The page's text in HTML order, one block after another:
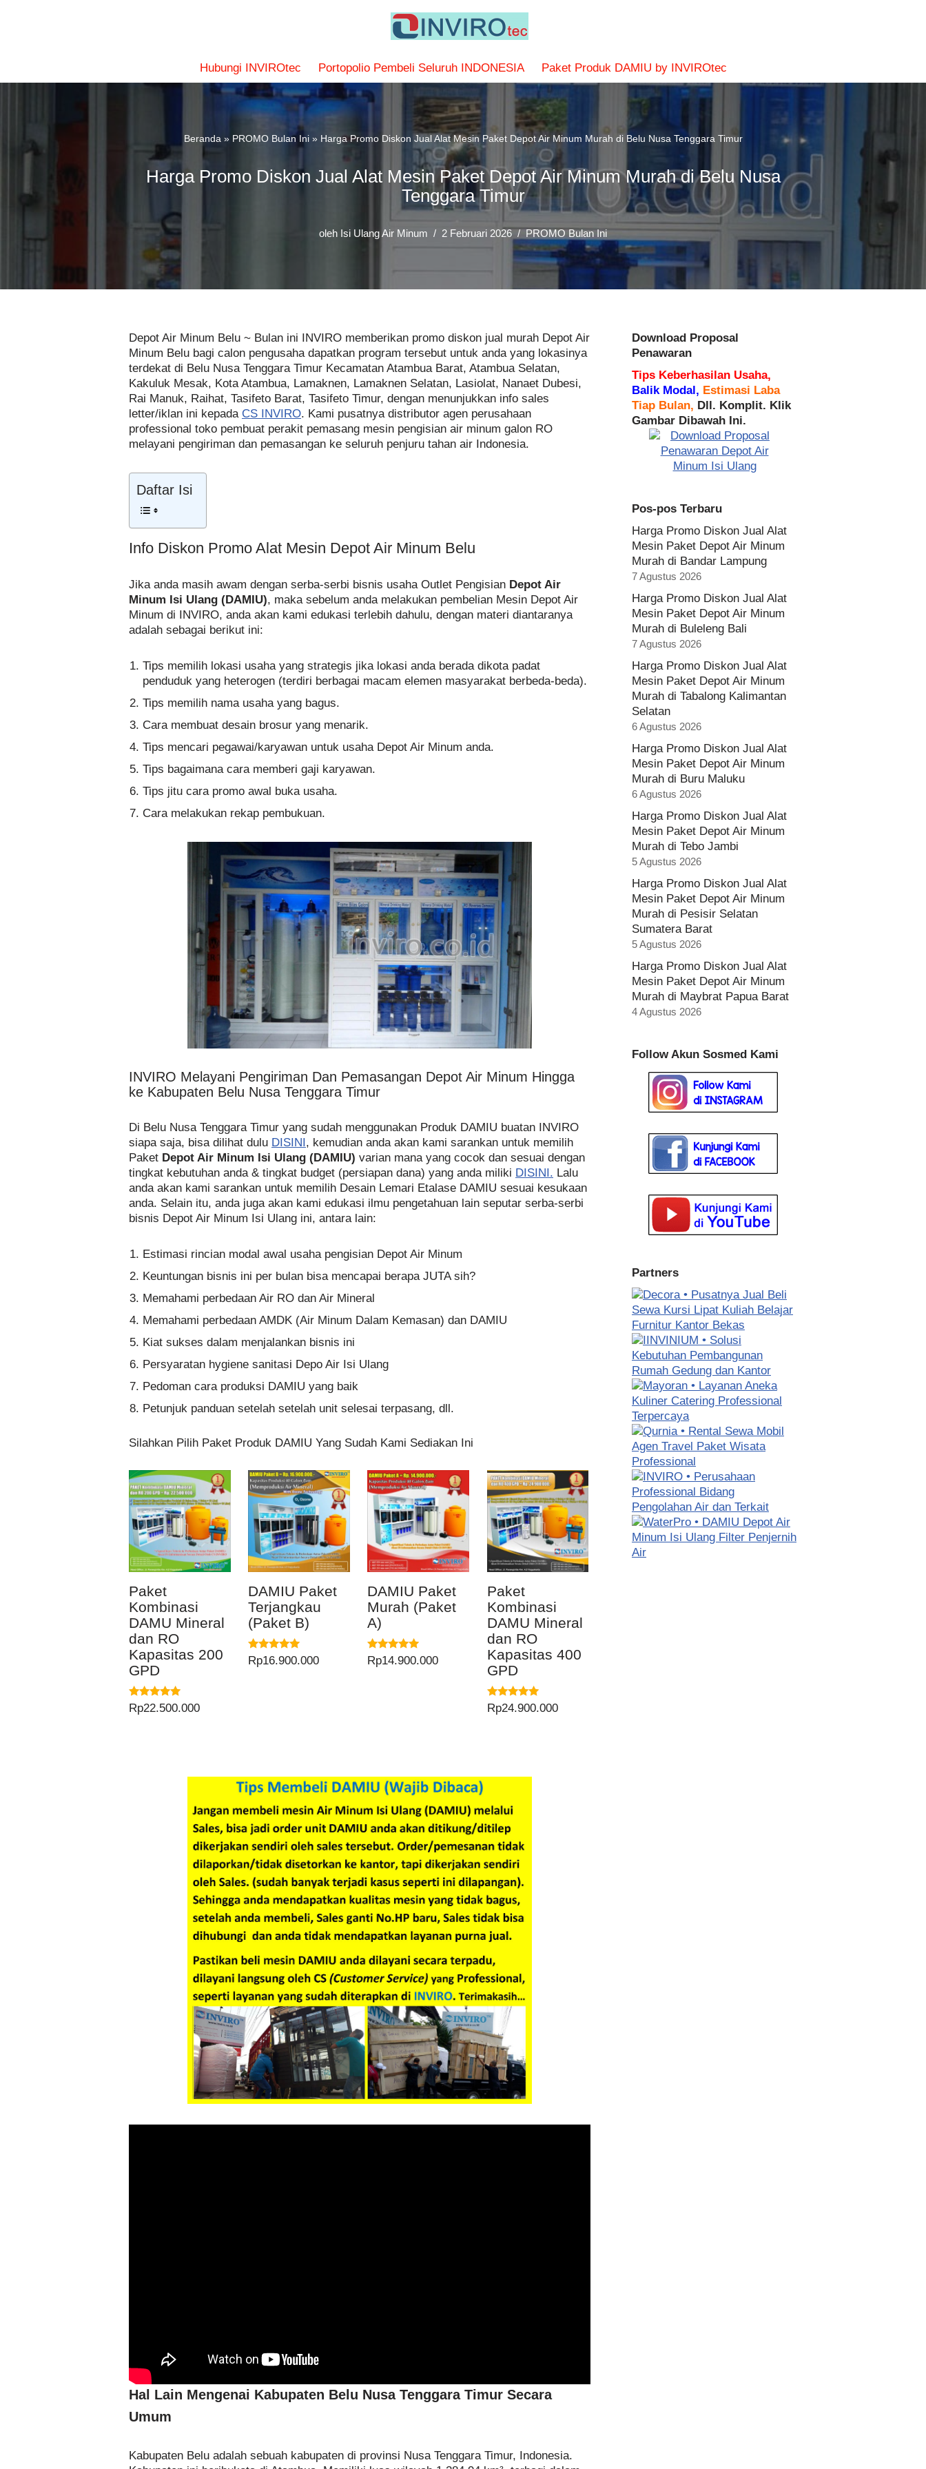
Hubungi INVIROtec Portopolio Pembeli Seluruh INDONESIA Paket Produk DAMIU by INVIROtec
Beranda » PROMO Bulan Ini» Harga Promo Diskon Jual Alat Mesin Paket Depot Air Minum Murah di Belu Nusa Tenggara Timur
Harga Promo Diskon Jual Alat Mesin Paket Depot Air Minum Murah di Belu Nusa
Tenggara Timur
oleh Isi Ulang Air Minum 2 Februari 2026 PROMO Bulan Ini
Depot Air Minum Belu ~ Bulan ini INVIRO memberikan promo diskon jual murah Depot Air
Minum Belu bagi calon pengusaha dapatkan program tersebut untuk anda yang lokasinya
terdekat di Belu Nusa Tenggara Timur Kecamatan Atambua Barat, Atambua Selatan,
Kakuluk Mesak, Kota Atambua, Lamaknen, Lamaknen Selatan, Lasiolat, Nanaet Dubesi,
Rai Manuk, Raihat, Tasifeto Barat, Tasifeto Timur, dengan menunjukkan info sales
letter/iklan ini kepada CS INVIRO. Kami pusatnya distributor agen perusahaan
professional toko pembuat perakit pemasang mesin pengisian air minum galon RO
melayani pengiriman dan pemasangan ke seluruh penjuru tahan air Indonesia.
Daftar Isi
Info Diskon Promo Alat Mesin Depot Air Minum Belu
Jika anda masih awam dengan serba-serbi bisnis usaha Outlet Pengisian Depot Air
Minum Isi Ulang (DAMIU), maka sebelum anda melakukan pembelian Mesin Depot Air
Minum di INVIRO, anda akan kami edukasi terlebih dahulu, dengan materi diantaranya
adalah sebagai berikut ini:
Tips memilih lokasi usaha yang strategis jika lokasi anda berada dikota padat
penduduk yang heterogen (terdiri berbagai macam elemen masyarakat berbeda-beda).
Tips memilih nama usaha yang bagus.
Cara membuat desain brosur yang menarik.
Tips mencari pegawai/karyawan untuk usaha Depot Air Minum anda.
Tips bagaimana cara memberi gaji karyawan.
Tips jitu cara promo awal buka usaha.
Cara melakukan rekap pembukuan.
INVIRO Melayani Pengiriman Dan Pemasangan Depot Air Minum Hingga
ke Kabupaten Belu Nusa Tenggara Timur
Di Belu Nusa Tenggara Timur yang sudah menggunakan Produk DAMIU buatan INVIRO
siapa saja, bisa dilihat dulu DISINI, kemudian anda akan kami sarankan untuk memilih
Paket Depot Air Minum Isi Ulang (DAMIU) varian mana yang cocok dan sesuai dengan
tingkat kebutuhan anda & tingkat budget (persiapan dana) yang anda miliki DISINI. Lalu
anda akan kami sarankan untuk memilih Desain Lemari Etalase DAMIU sesuai kesukaan
anda. Selain itu, anda juga akan kami edukasi ilmu pengetahuan lain seputar serba-serbi
bisnis Depot Air Minum Isi Ulang ini, antara lain:
Estimasi rincian modal awal usaha pengisian Depot Air Minum
Keuntungan bisnis ini per bulan bisa mencapai berapa JUTA sih?
Memahami perbedaan Air RO dan Air Mineral
Memahami perbedaan AMDK (Air Minum Dalam Kemasan) dan DAMIU
Kiat sukses dalam menjalankan bisnis ini
Persyaratan hygiene sanitasi Depo Air Isi Ulang
Pedoman cara produksi DAMIU yang baik
Petunjuk panduan setelah setelah unit selesai terpasang, dll.
Silahkan Pilih Paket Produk DAMIU Yang Sudah Kami Sediakan Ini
Paket
Kombinasi
DAMU Mineral
dan RO
Kapasitas 200
GPD
Dinilai
5.00
Rp22.500.000
DAMIU Paket
Terjangkau
(Paket B)
Dinilai
5.00
Rp16.900.000
DAMIU Paket
Murah (Paket
A)
Dinilai
5.00
Rp14.900.000
Paket
Kombinasi
DAMU Mineral
dan RO
Kapasitas 400
GPD
Dinilai
5.00
Rp24.900.000
Hal Lain Mengenai Kabupaten Belu Nusa Tenggara Timur Secara
Umum
Kabupaten Belu adalah sebuah kabupaten di provinsi Nusa Tenggara Timur, Indonesia.
Download Proposal
Penawaran
Tips Keberhasilan Usaha,
Balik Modal, Estimasi Laba
Tiap Bulan, Dll. Komplit. Klik
Gambar Dibawah Ini.
Pos-pos Terbaru
Harga Promo Diskon Jual Alat
Mesin Paket Depot Air Minum
Murah di Bandar Lampung
7 Agustus 2026
Harga Promo Diskon Jual Alat
Mesin Paket Depot Air Minum
Murah di Buleleng Bali
7 Agustus 2026
Harga Promo Diskon Jual Alat
Mesin Paket Depot Air Minum
Murah di Tabalong Kalimantan
Selatan
6 Agustus 2026
Harga Promo Diskon Jual Alat
Mesin Paket Depot Air Minum
Murah di Buru Maluku
6 Agustus 2026
Harga Promo Diskon Jual Alat
Mesin Paket Depot Air Minum
Murah di Tebo Jambi
5 Agustus 2026
Harga Promo Diskon Jual Alat
Mesin Paket Depot Air Minum
Murah di Pesisir Selatan
Sumatera Barat
5 Agustus 2026
Harga Promo Diskon Jual Alat
Mesin Paket Depot Air Minum
Murah di Maybrat Papua Barat
4 Agustus 2026
Follow Akun Sosmed Kami
Partners